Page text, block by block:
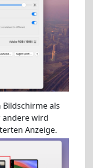
als
andere wird
Anzeige.